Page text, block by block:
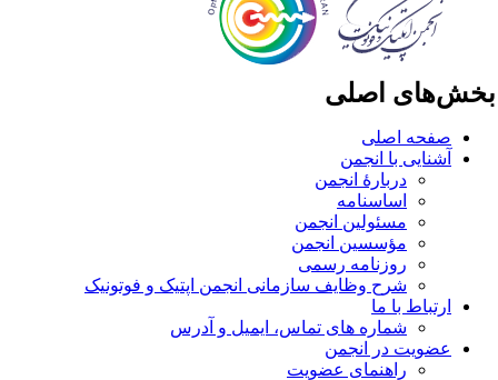
اصلی
صفحه اصلی
آشنایی با انجمن
دربارۀ انجمن
اساسنامه
مسئولین انجمن
مؤسسین انجمن
روزنامه رسمی
شرح وظایف سازمانی انجمن اپتیک و فوتونیک
ارتباط با ما
شماره های تماس، ایمیل و آدرس
عضویت در انجمن
راهنمای عضویت